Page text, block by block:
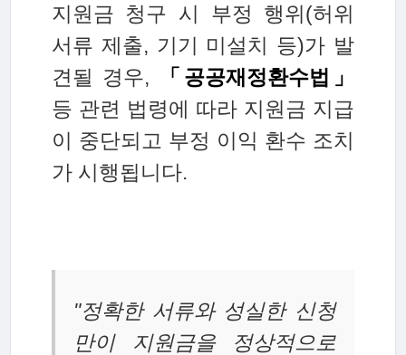
지원금 청구 시 부정 행위(허위
서류 제출, 기기 미설치 등)가 발
견될 경우,
「공공재정환수법」
등 관련 법령에 따라 지원금 지급
이 중단되고 부정 이익 환수 조치
가 시행됩니다.
"정확한 서류와 성실한 신청
만이 지원금을 정상적으로